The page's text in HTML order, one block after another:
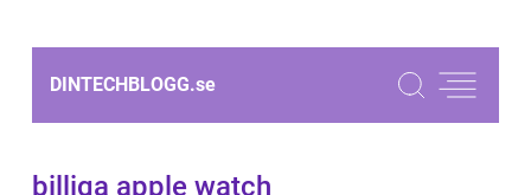
DINTECHBLOGG.se
billiga apple watch